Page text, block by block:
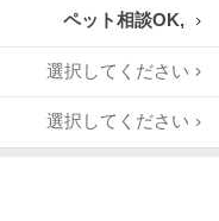
ペット相談OK,
選択してください
選択してください